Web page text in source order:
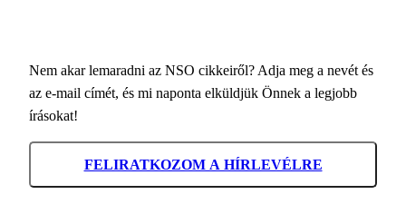
Nem akar lemaradni az NSO cikkeiről? Adja meg a nevét és
az e-mail címét, és mi naponta elküldjük Önnek a legjobb
írásokat!
FELIRATKOZOM A HÍRLEVÉLRE